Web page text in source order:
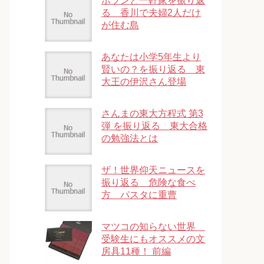
る 香川で夫婦2人だけ
が住む島
あなたは小学5年生より
賢いの？を振り返る 東
大王の伊沢さん登場
さんまの東大方程式 第3
弾 を振り返る 東大合格
の勉強法とは
ザ！世界仰天ニュースを
振り返る 危険な食べ
方 パスタに重曹
マツコの知らない世界
受験生にもオススメの文
房具11種！ 前編